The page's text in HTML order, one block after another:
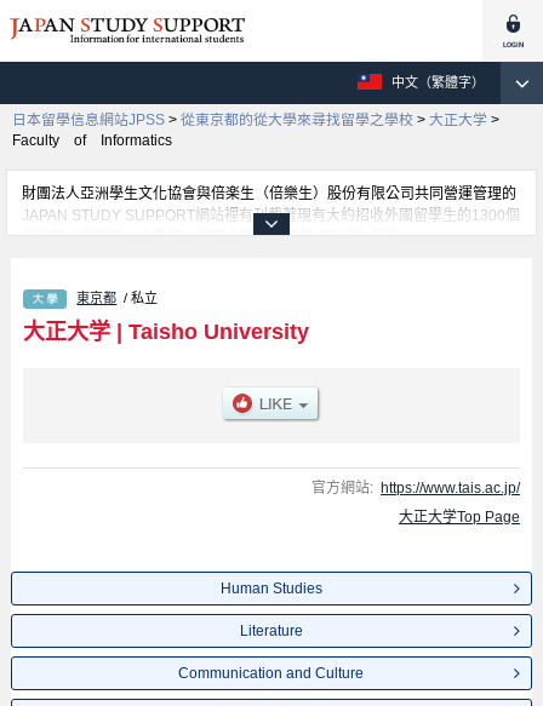
中文（繁體字）
日本留學信息網站JPSS > 從東京都的從大學來尋找留學之學校 > 大正大学 >
Faculty of Informatics
財團法人亞洲學生文化協會與倍楽生（倍樂生）股份有限公司共同營運管理的
JAPAN STUDY SUPPORT網站裡有刊載著現有大約招收外國留學生的1300個
學校的大學學部、大學院、短期大學、專門學校的招生訊息。
Development學部、Ｃlinical Ｐsychology學部、Faculty of Informatics學
部等各別學部的不同訊息，以及招收名額、合格人數等考試資訊、設施介紹、
聯絡方式等對外國留學生是必要之訊息都刊載於此，請務必查閱及利用此網
東京都 / 私立
大正大学| Taisho University
官方網站: https://www.tais.ac.jp/
大正大学Top Page
Human Studies
Literature
Communication and Culture